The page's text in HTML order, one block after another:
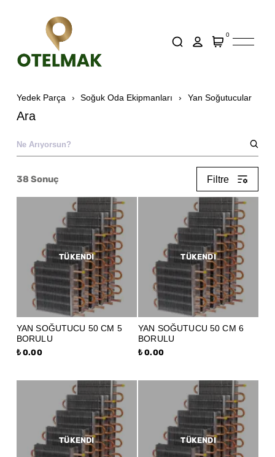
0
Yedek Parça Soğuk Oda Ekipmanları Yan Soğutucular
Ara
38Sonuç Filtre
TÜKENDI
YAN SOĞUTUCU 50 CM 5
BORULU
₺ 0.00
TÜKENDI
YAN SOĞUTUCU 50 CM 6
BORULU
₺ 0.00
TÜKENDI TÜKENDI